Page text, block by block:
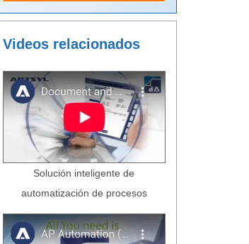
Videos relacionados
Solución inteligente de
automatización de procesos